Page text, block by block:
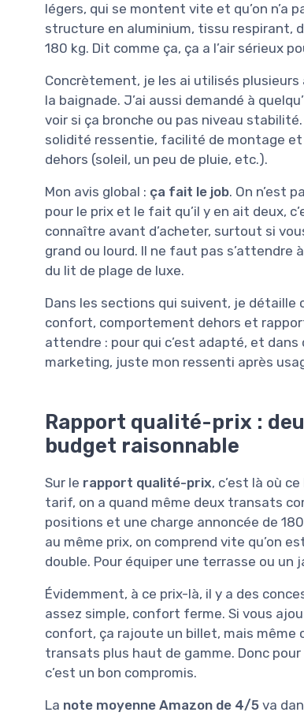
légers, qui se montent vite et qu’on n’a
structure en aluminium, tissu respirant,
180 kg. Dit comme ça, ça a l’air sérieux
Concrètement, je les ai utilisés
la baignade. J’ai aussi demandé à
voir si ça bronche ou pas niveau
solidité ressentie, facilité de montage
dehors (soleil, un peu de pluie, etc.).
Mon avis global : ça fait le job. On n’est
pour le prix et le fait qu’il y en ait deux,
connaître avant d’acheter, surtout si
grand ou lourd. Il ne faut pas s’attendre
du lit de plage de luxe.
Dans les sections qui suivent, je détaille
confort, comportement dehors et
attendre : pour qui c’est adapté, et
marketing, juste mon ressenti après
Rapport qualité-prix :
budget raisonnable
Sur le rapport qualité-prix, c’est là où
tarif, on a quand même deux transats
positions et une charge annoncée de
au même prix, on comprend vite qu’on
double. Pour équiper une terrasse ou un
Évidemment, à ce prix-là, il y a des
assez simple, confort ferme. Si vous
confort, ça rajoute un billet, mais même
transats plus haut de gamme. Donc
c’est un bon compromis.
La note moyenne Amazon de 4/5 va